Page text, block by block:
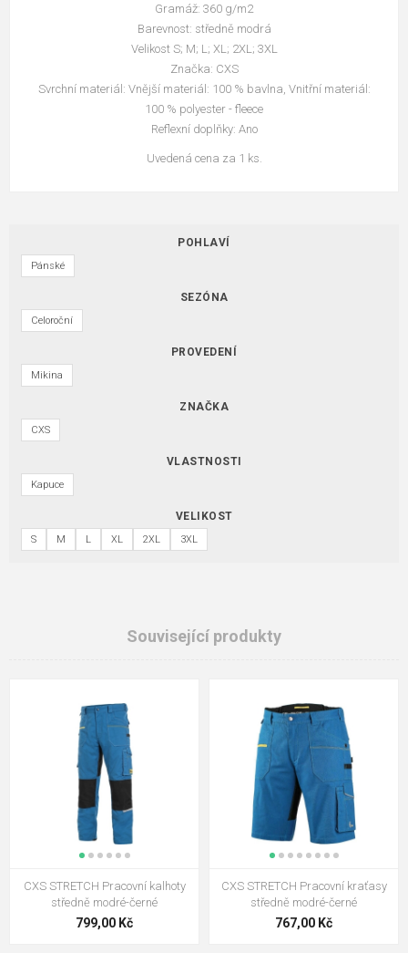
Gramáž: 360 g/m2
Barevnost: středně modrá
Velikost S; M; L; XL; 2XL; 3XL
Značka: CXS
Svrchní materiál: Vnější materiál: 100 % bavlna, Vnitřní materiál:
100 % polyester - fleece
Reflexní doplňky: Ano
Uvedená cena za 1 ks.
POHLAVÍ
Pánské
SEZÓNA
Celoroční
PROVEDENÍ
Mikina
ZNAČKA
CXS
VLASTNOSTI
Kapuce
VELIKOST
S M L XL 2XL 3XL
Související produkty
CXS STRETCH Pracovní kalhoty
středně modré-černé
799,00 Kč
CXS STRETCH Pracovní kraťasy
středně modré-černé
767,00 Kč